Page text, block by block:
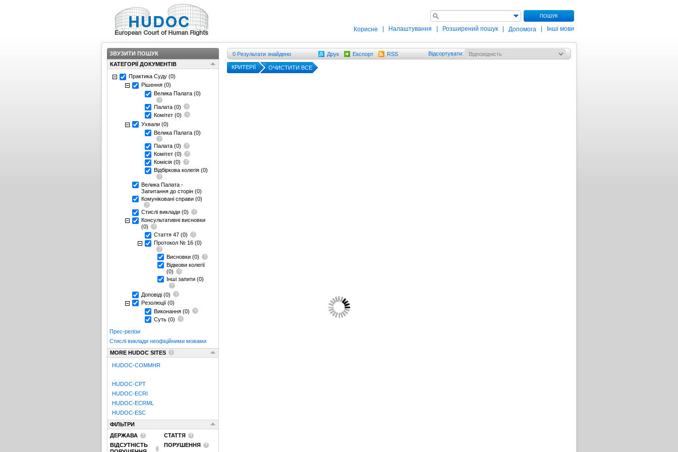
ПОШУК
Корисне Налаштування Розширений пошук Допомога Інші мови
ЗВУЗИТИ ПОШУК
КАТЕГОРІЇ ДОКУМЕНТІВ
Практика Суду (0)
Рішення (0)
Велика Палата (0)
Палата (0)
Комітет (0)
Ухвали (0)
Велика Палата (0)
Палата (0)
Комітет (0)
Комісія (0)
Відбіркова колегія (0)
Велика Палата -
Запитання до сторін (0)
Комуніковані справи (0)
Стислі виклади (0)
Консультативні висновки
(0)
Стаття 47 (0)
Протокол № 16 (0)
Висновки (0)
Відмови колегії
(0)
Інші запити (0)
Доповіді (0)
Резолюції (0)
Виконання (0)
Суть (0)
Прес-релізи
Стислі виклади неофіційними мовами
MORE HUDOC SITES
HUDOC-COMMHR
HUDOC-CPT
HUDOC-ECRI
HUDOC-ECRML
HUDOC-ESC
ФІЛЬТРИ
ДЕРЖАВА
СТАТТЯ
ВІДСУТНІСТЬ
ПОРУШЕННЯ
0 Результати знайдено Друк Експорт RSS Відсортувати:
КРИТЕРІЇ ОЧИСТИТИ ВСЕ